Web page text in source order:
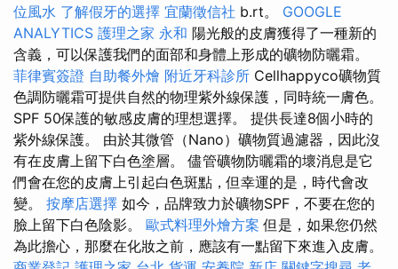
位風水 了解假牙的選擇 宜蘭徵信社 b.rt。 GOOGLE
ANALYTICS 護理之家 永和 陽光般的皮膚獲得了一種新的
含義，可以保護我們的面部和身體上形成的礦物防曬霜。
菲律賓簽證 自助餐外燴 附近牙科診所 Cellhappyco礦物質
色調防曬霜可提供自然的物理紫外線保護，同時統一膚色。
SPF 50保護的敏感皮膚的理想選擇。 提供長達8個小時的
紫外線保護。 由於其微管（Nano）礦物質過濾器，因此沒
有在皮膚上留下白色塗層。 儘管礦物防曬霜的壞消息是它
們會在您的皮膚上引起白色斑點，但幸運的是，時代會改
變。 按摩店選擇 如今，品牌致力於礦物SPF，不要在您的
臉上留下白色陰影。 歐式料理外燴方案但是，如果您仍然
為此擔心，那麼在化妝之前，應該有一點留下來進入皮膚。